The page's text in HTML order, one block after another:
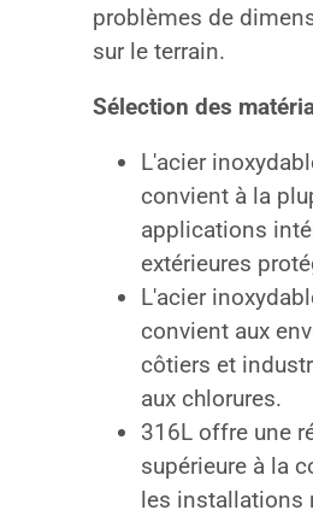
problèmes de
sur le terrain.
Sélection des
L'acier
convient à la
applications
extérieures
L'acier
convient aux
côtiers et
aux chlorures.
316L offre une
supérieure à la
les installations